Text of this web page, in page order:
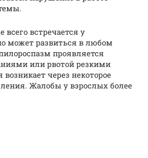
встречается у
может развиться в любом
проявляется
или рвотой резкими
через некоторое
Жалобы у взрослых более